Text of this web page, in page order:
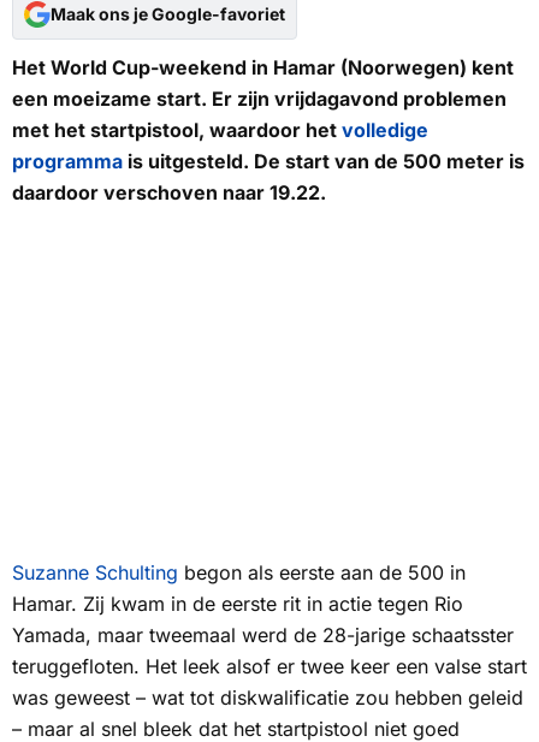
Maak ons je Google-favoriet
Het World Cup-weekend in Hamar (Noorwegen) kent
een moeizame start. Er zijn vrijdagavond problemen
met het startpistool, waardoor het volledige
programma is uitgesteld. De start van de 500 meter is
daardoor verschoven naar 19.22.
Suzanne Schulting begon als eerste aan de 500 in
Hamar. Zij kwam in de eerste rit in actie tegen Rio
Yamada, maar tweemaal werd de 28-jarige schaatsster
teruggefloten. Het leek alsof er twee keer een valse start
was geweest – wat tot diskwalificatie zou hebben geleid
– maar al snel bleek dat het startpistool niet goed